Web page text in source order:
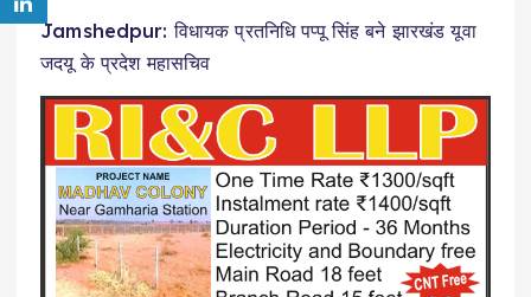
Jamshedpur: विधायक प्रतनिधि पप्पू सिंह बने झारखंड यूवा
जदयू के प्रदेश महासचिव